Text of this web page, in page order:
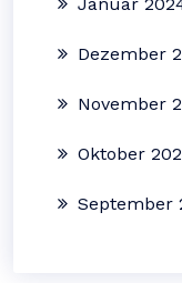
Dezember
November
Oktober
September